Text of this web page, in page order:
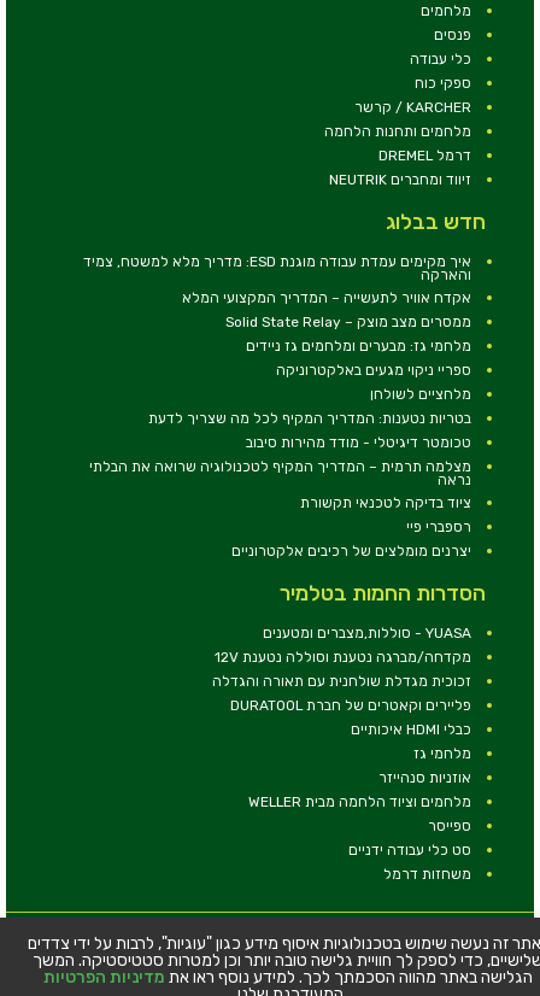
מלחמים
פנסים
כלי עבודה
ספקי כוח
KARCHER / קרשר
מלחמים ותחנות הלחמה
דרמל DREMEL
זיווד ומחברים NEUTRIK
חדש בבלוג
איך מקימים עמדת עבודה מוגנת ESD: מדריך מלא למשטח, צמיד
והארקה
אקדח אוויר לתעשייה – המדריך המקצועי המלא
ממסרים מצב מוצק – Solid State Relay
מלחמי גז: מבערים ומלחמים גז ניידים
ספריי ניקוי מגעים באלקטרוניקה
מלחציים לשולחן
בטריות נטענות: המדריך המקיף לכל מה שצריך לדעת
טכומטר דיגיטלי - מודד מהירות סיבוב
מצלמה תרמית – המדריך המקיף לטכנולוגיה שרואה את הבלתי
נראה
ציוד בדיקה לטכנאי תקשורת
רספברי פיי
יצרנים מומלצים של רכיבים אלקטרוניים
הסדרות החמות בטלמיר
YUASA - סוללות,מצברים ומטענים
מקדחה/מברגה נטענת וסוללה נטענת 12V
זכוכית מגדלת שולחנית עם תאורה והגדלה
פליירים וקאטרים של חברת DURATOOL
כבלי HDMI איכותיים
מלחמי גז
אוזניות סנהייזר
מלחמים וציוד הלחמה מבית WELLER
ספייסר
סט כלי עבודה ידניים
משחזות דרמל
© כל הזכויות שמורות - טלמיר אלקטרוניקה בע''מ
כתובת: דרך העצמאות 63, חיפה
טלפון:04-8534564
זה נעשה שימוש בטכנולוגיות איסוף מידע כגון "עוגיות", לרבות על ידי צדדים
כדי לספק לך חוויית גלישה טובה יותר וכן למטרות סטטיסטיקה. המשך
הגלישה באתר מהווה הסכמתך לכך. למידע נוסף ראו את מדיניות הפרטיות